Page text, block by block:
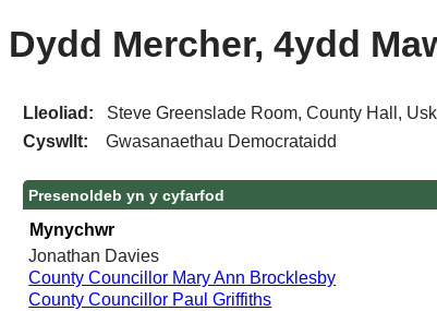
Dydd Mercher, 4ydd
Lleoliad: Steve Greenslade Room, County Hall, Usk
Cyswllt:Gwasanaethau Democrataidd
Presenoldeb yn y cyfarfod
Mynychwr
Jonathan Davies
County Councillor Mary Ann Brocklesby
County Councillor Paul Griffiths